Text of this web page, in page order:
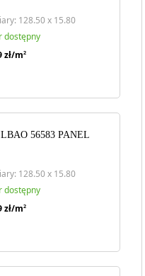
128.50 x 15.80
dostępny
zł/m2
56583 PANEL
128.50 x 15.80
dostępny
zł/m2